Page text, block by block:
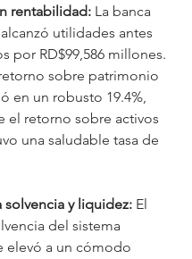
rentabilidad: La banca
utilidades antes
por RD$99,586 millones.
sobre patrimonio
en un robusto 19.4%,
el retorno sobre activos
una saludable tasa de
solvencia y liquidez: El
del sistema
elevó a un cómodo